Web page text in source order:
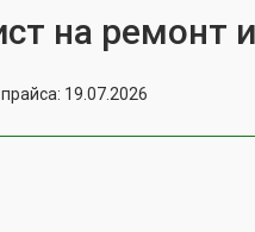
на ремонт
19.07.2026